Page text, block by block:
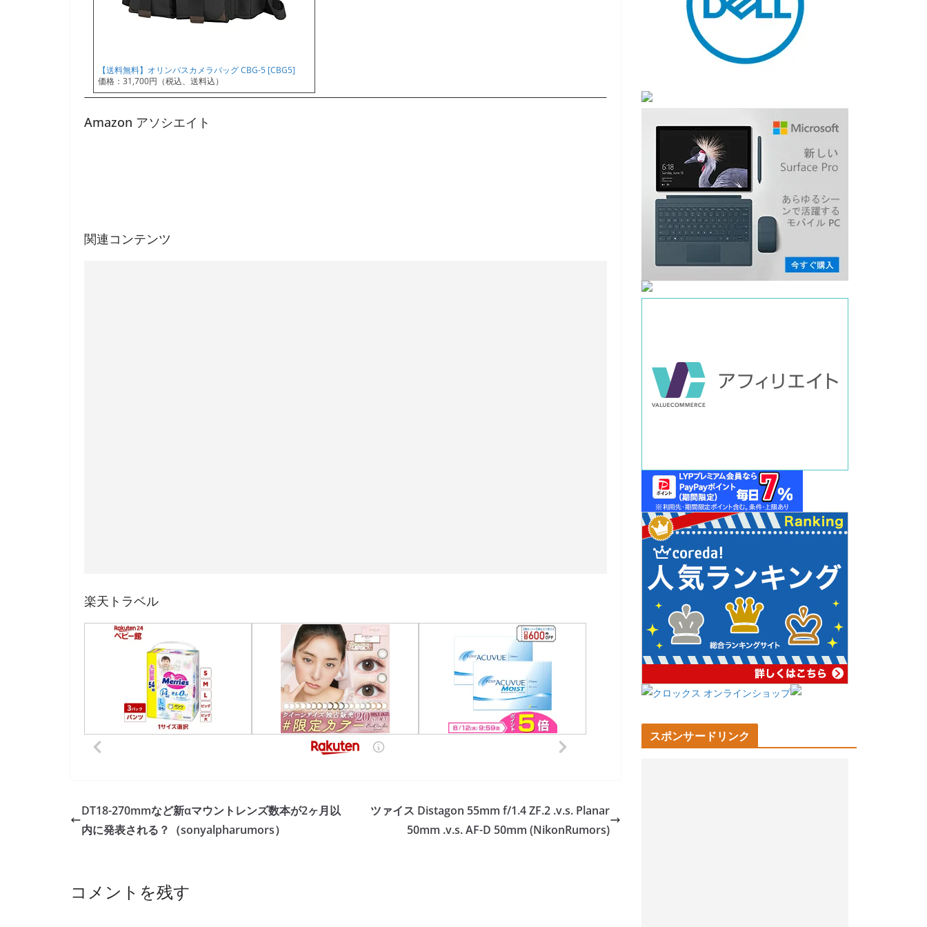
【送料無料】オリンパスカメラバッグ CBG-5 [CBG5]
価格：31,700円（税込、送料込）
Amazon アソシエイト
関連コンテンツ
楽天トラベル
DT18-270mmなど新αマウントレンズ数本が2ヶ月以
内に発表される？（sonyalpharumors）
ツァイス Distagon 55mm f/1.4 ZF.2 .v.s. Planar
50mm .v.s. AF-D 50mm (NikonRumors)
コメントを残す
スポンサードリンク